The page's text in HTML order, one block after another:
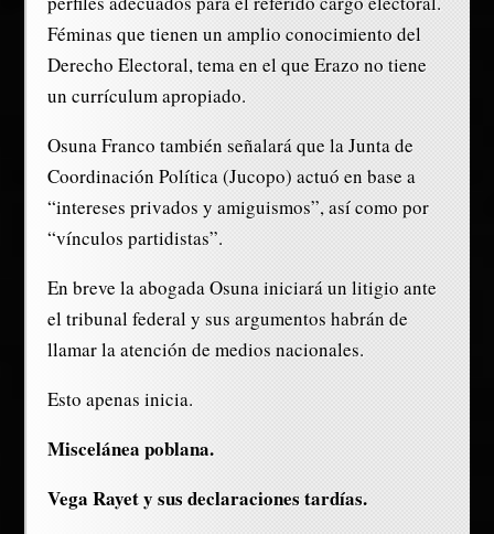
Féminas que tienen un amplio conocimiento del
Derecho Electoral, tema en el que Erazo no tiene
un currículum apropiado.
Osuna Franco también señalará que la Junta de
Coordinación Política (Jucopo) actuó en base a
“intereses privados y amiguismos”, así como por
“vínculos partidistas”.
En breve la abogada Osuna iniciará un litigio ante
el tribunal federal y sus argumentos habrán de
llamar la atención de medios nacionales.
Esto apenas inicia.
Miscelánea poblana.
Vega Rayet y sus declaraciones tardías.